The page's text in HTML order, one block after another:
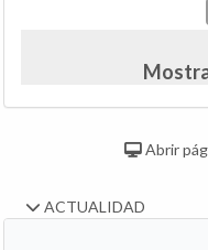
Abrir
ACTUALIDAD